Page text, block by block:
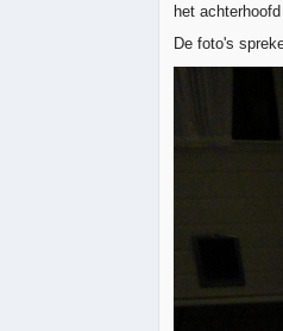
het
De foto's